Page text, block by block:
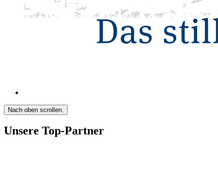
Nach oben scrollen.
Unsere Top-Partner